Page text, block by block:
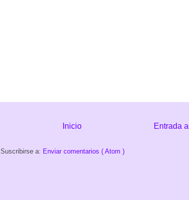
Entrada
Inicio
Suscribirse a: Enviar comentarios ( Atom )